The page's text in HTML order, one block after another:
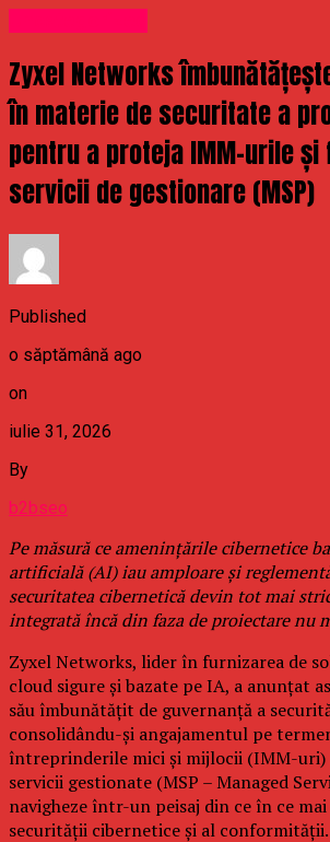
Zyxel Networks
în materie de securitate a
pentru a proteja IMM-urile
servicii de gestionare (MSP)
Published
o săptămână ago
on
iulie 31, 2026
By
b2bseo
Pe măsură ce amenințările cibernetice
artificială (AI) iau amploare și
securitatea cibernetică devin tot mai
integrată încă din faza de proiectare nu
Zyxel Networks, lider în furnizarea de
cloud sigure și bazate pe IA, a anunțat
său îmbunătățit de guvernanță a
consolidându-și angajamentul pe
întreprinderile mici și mijlocii (IMM-uri)
servicii gestionate (MSP – Managed
navigheze într-un peisaj din ce în ce
securității cibernetice și al conformității.